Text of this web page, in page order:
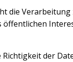
die
der